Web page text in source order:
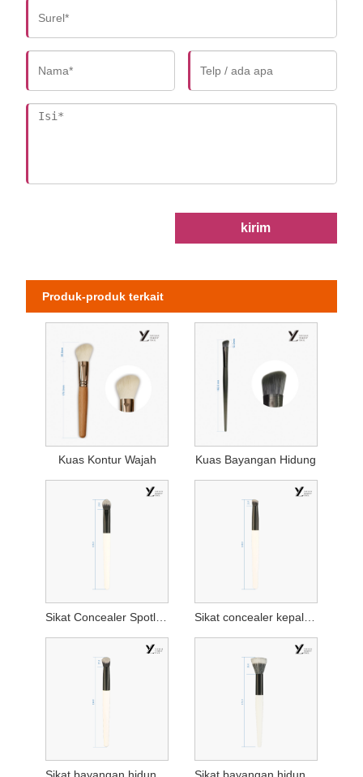
kirim
Produk-produk terkait
Kuas Kontur Wajah Kuas Bayangan Hidung
Sikat Concealer Spotlight Sikat concealer kepala bundar kecil